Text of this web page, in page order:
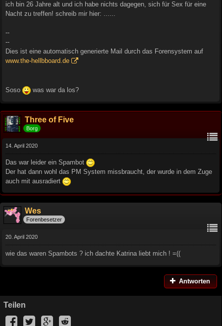
ich bin 26 Jahre alt und ich habe nichts dagegen, sich für Sex für eine
Nacht zu treffen! schreib mir hier: ......
--
--
Dies ist eine automatisch generierte Mail durch das Forensystem auf
www.the-hellbboard.de
Soso was war da los?
Three of Five
Borg
14. April 2020
Das war leider ein Spambot
Der hat dann wohl das PM System missbraucht, der wurde in dem Zuge
auch mit ausradiert
Wes
Forenbesetzer
20. April 2020
wie das waren Spambots ? ich dachte Katrina liebt mich ! =((
Antworten
Teilen